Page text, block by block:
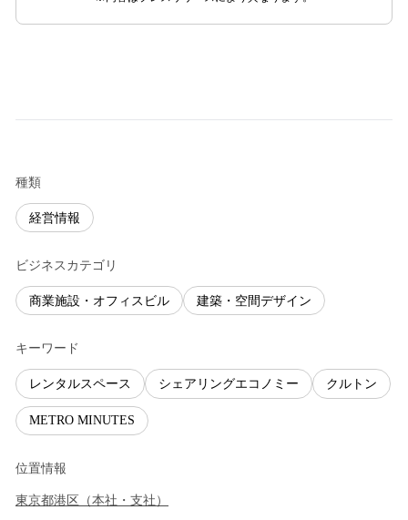
種類
経営情報
ビジネスカテゴリ
商業施設・オフィスビル 建築・空間デザイン
キーワード
レンタルスペース シェアリングエコノミー クルトン
METRO MINUTES
位置情報
東京都港区 （本社・支社 ）